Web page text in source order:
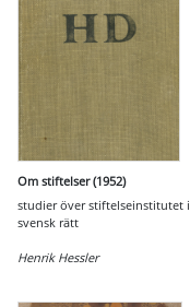
Om stiftelser (1952)
studier över stiftelseinstitutet i
svensk rätt
Henrik Hessler